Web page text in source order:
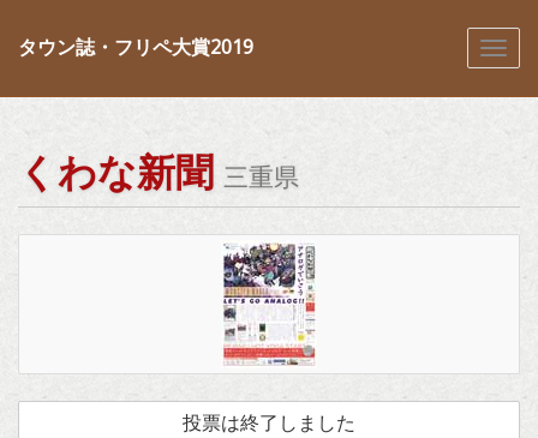
タウン誌・フリペ大賞2019
くわな新聞 三重県
投票は終了しました